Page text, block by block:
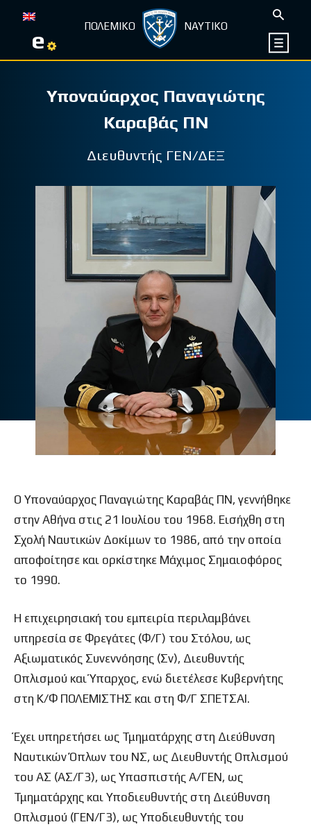
e ΠΟΛΕΜΙΚΟ ΝΑΥΤΙΚΟ
Υποναύαρχος Παναγιώτης
Καραβάς ΠΝ
Διευθυντής ΓΕΝ/ΔΕΞ
Ο Υποναύαρχος Παναγιώτης Καραβάς ΠΝ, γεννήθηκε
στην Αθήνα στις 21 Ιουλίου του 1968. Εισήχθη στη
Σχολή Ναυτικών Δοκίμων το 1986, από την οποία
αποφοίτησε και ορκίστηκε Μάχιμος Σημαιοφόρος
το 1990.
Η επιχειρησιακή του εμπειρία περιλαμβάνει
υπηρεσία σε Φρεγάτες (Φ/Γ) του Στόλου, ως
Αξιωματικός Συνεννόησης (Σν), Διευθυντής
Οπλισμού και Ύπαρχος, ενώ διετέλεσε Κυβερνήτης
στη Κ/Φ ΠΟΛΕΜΙΣΤΗΣ και στη Φ/Γ ΣΠΕΤΣΑΙ.
Έχει υπηρετήσει ως Τμηματάρχης στη Διεύθυνση
Ναυτικών Όπλων του ΝΣ, ως Διευθυντής Οπλισμού
του ΑΣ (ΑΣ/Γ3), ως Υπασπιστής Α/ΓΕΝ, ως
Τμηματάρχης και Υποδιευθυντής στη Διεύθυνση
Οπλισμού (ΓΕΝ/Γ3), ως Υποδιευθυντής του